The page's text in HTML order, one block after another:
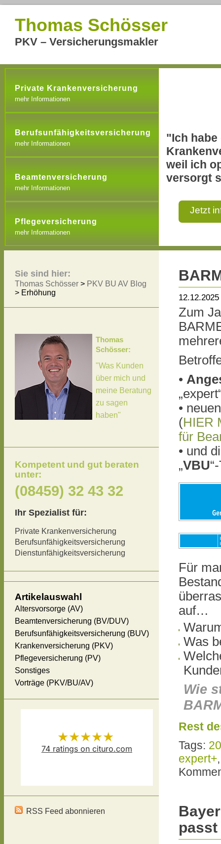
Thomas Schösser
PKV – Versicherungsmakler
Private Krankenversicherung
mehr Informationen
Berufsunfähigkeitsversicherung
mehr Informationen
Beamtenversicherung
mehr Informationen
Pflegeversicherung
mehr Informationen
"Ich habe
weil ich
versorgt
Jetzt
Zum
•
•
(HIER
für
• und
„VBU
Für
auf…
Was
Wie
Rest
Tags:
expert+
passt
Sie sind hier:
Thomas Schösser > PKV BU AV Blog
> Erhöhung
Thomas
Schösser:
"Was Kunden
über mich und
meine Beratung
zu sagen
haben"
Kompetent und gut beraten
unter:
(08459) 32 43 32
Ihr Spezialist für:
Private Krankenversicherung
Berufsunfähigkeitsversicherung
Dienstunfähigkeitsversicherung
Artikelauswahl
Altersvorsorge (AV)
Beamtenversicherung (BV/DUV)
Berufsunfähigkeitsversicherung (BUV)
Krankenversicherung (PKV)
Pflegeversicherung (PV)
Sonstiges
Vorträge (PKV/BU/AV)
Schösserhas
★★★★★
74 ratings on cituro.com
RSS Feed abonnieren